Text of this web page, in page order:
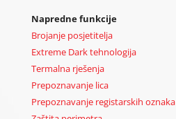
Napredne funkcije
Brojanje posjetitelja
Extreme Dark tehnologija
Termalna rješenja
Prepoznavanje lica
Prepoznavanje registarskih oznaka